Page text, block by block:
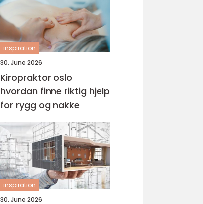
inspiration
30. June 2026
Kiropraktor oslo
hvordan finne riktig hjelp
for rygg og nakke
inspiration
30. June 2026